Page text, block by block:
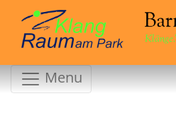
Menu